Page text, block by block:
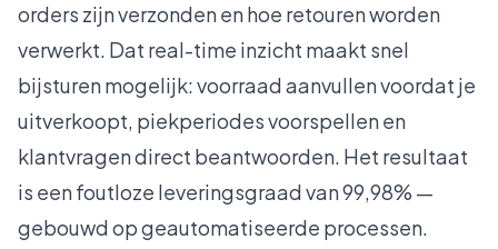
orders zijn verzonden en hoe retouren worden
verwerkt. Dat real-time inzicht maakt snel
bijsturen mogelijk: voorraad aanvullen voordat je
uitverkoopt, piekperiodes voorspellen en
klantvragen direct beantwoorden. Het resultaat
is een foutloze leveringsgraad van 99,98% —
gebouwd op geautomatiseerde processen.